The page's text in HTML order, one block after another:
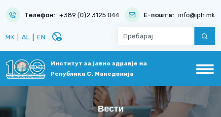
Телефон: +389 (0)2 3125 044 Е-пошта: info@iph.mk
МК AL EN disabled_visible
Институт за јавно здравје на
Република С. Македонија
Вести